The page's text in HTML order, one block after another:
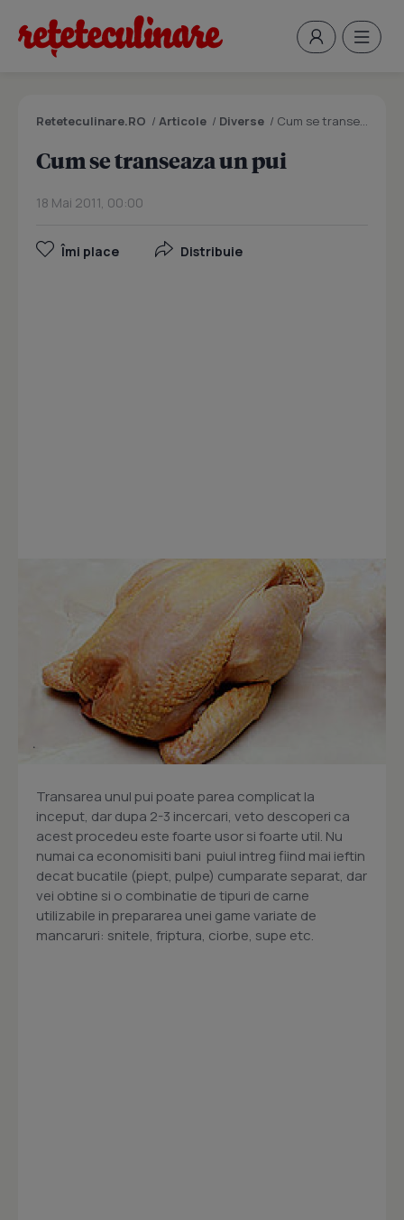
Reteteculinare.RO / Articole / Diverse / Cum se transeaza un pui
Cum se transeaza un pui
18 Mai 2011, 00:00
Îmi place Distribuie
Transarea unul pui poate parea complicat la
inceput, dar dupa 2-3 incercari, veto descoperi ca
acest procedeu este foarte usor si foarte util. Nu
numai ca economisiti bani  puiul intreg fiind mai ieftin
decat bucatile (piept, pulpe) cumparate separat, dar
vei obtine si o combinatie de tipuri de carne
utilizabile in prepararea unei game variate de
mancaruri: snitele, friptura, ciorbe, supe etc.